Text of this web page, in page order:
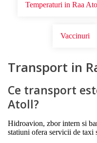
Temperaturi in Raa
Vaccinuri
Transport in
Ce transport
Atoll?
Hidroavion, zbor intern si
statiuni ofera servicii de taxi